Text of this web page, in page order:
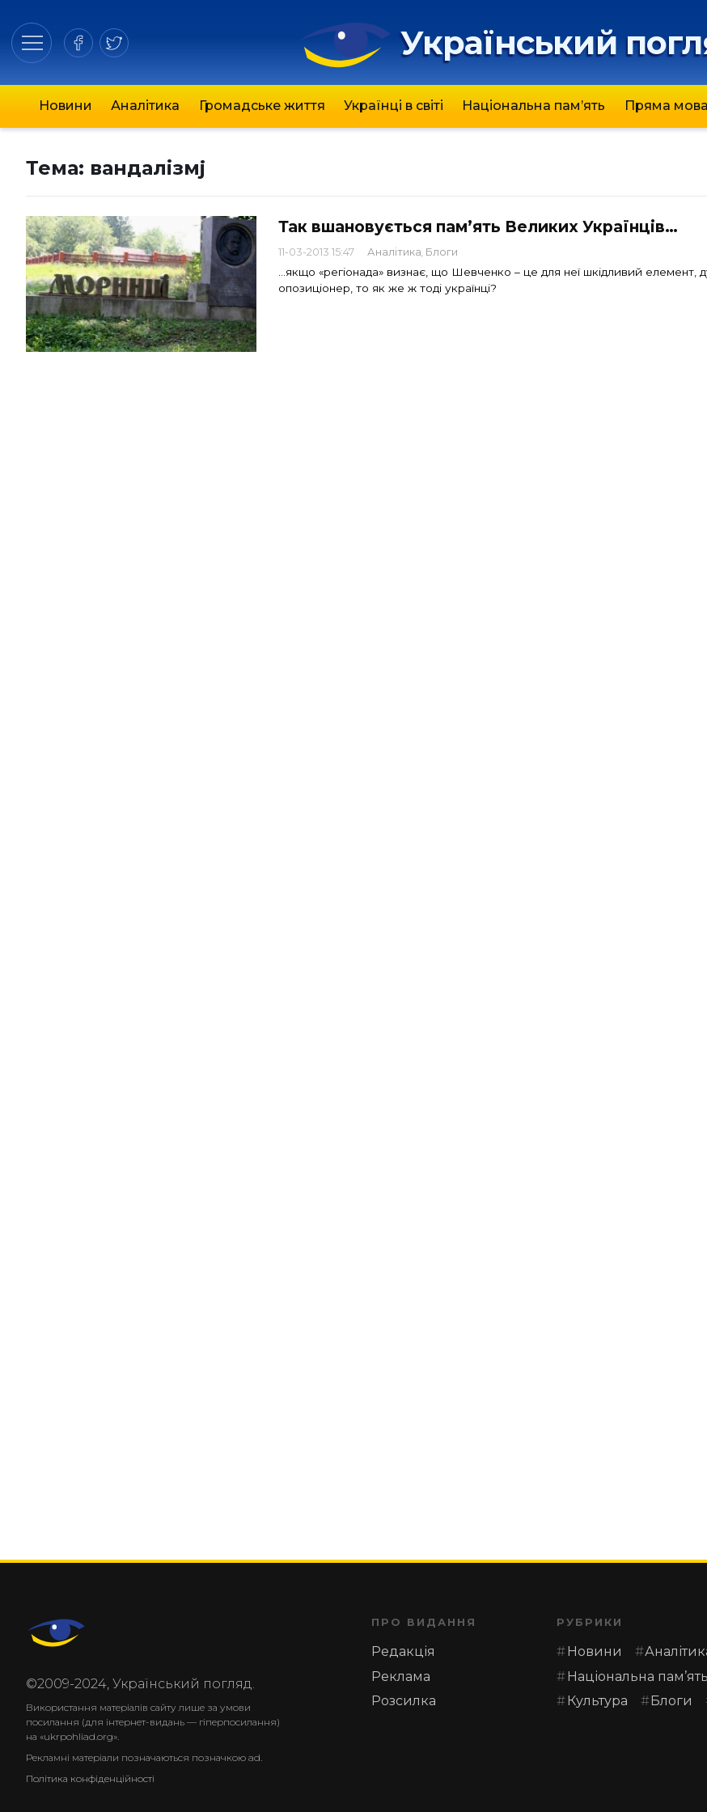
Український
Новини Аналітика Громадське життя Українці в світі Національна пам’ять Пряма мова
Тема: вандалізмj
Так вшановується пам’ять Великих Українців…
11-03-2013 15:47 Аналітика Блоги
…якщо «регіонада» визнає, що Шевченко – це для неї шкідливий елемент,
опозиціонер, то як же ж тоді українці?
©2009-2024, Український погляд.
Використання матеріалів сайту лише за умови
посилання (для інтернет-видань — гіперпосилання)
на «ukrpohliad.org».
Рекламні матеріали позначаються позначкою ad.
Політика конфіденційності
ПРО ВИДАННЯ
Редакція
Реклама
Розсилка
РУБРИКИ
Новини
Національна пам’ять
Культура
Блоги